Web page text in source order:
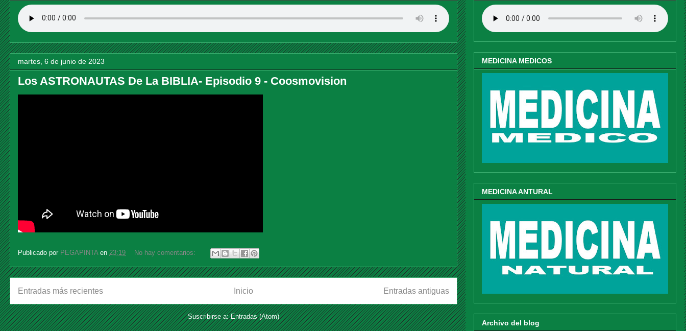
martes, 6 de junio de 2023
Los ASTRONAUTAS De La BIBLIA- Episodio 9 - Coosmovision
Publicado por PEGAPINTA en 23:19 No hay comentarios:
Entradas más recientes Entradas antiguas
Inicio
Suscribirse a:Entradas (Atom)
MEDICINA MEDICOS
MEDICINA ANTURAL
Archivo del blog